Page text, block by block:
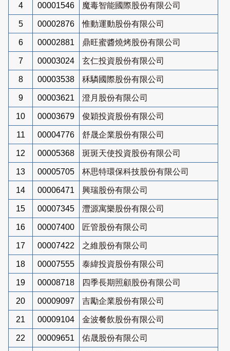
4 00001546 魔毒智能國際股份有限公司
5 00002876 惟動運動股份有限公司
6 00002881 鼎旺蜜醬燒烤股份有限公司
7 00003024 玄仁投資股份有限公司
8 00003538 秝驎國際股份有限公司
9 00003621 澄月股份有限公司
10 00003679 俊穎投資股份有限公司
11 00004776 舒晟企業股份有限公司
12 00005368 斑斑天使投資股份有限公司
13 00005705 杯思特環保科技股份有限公司
14 00006471 興瑞股份有限公司
15 00007345 灃源寓樂股份有限公司
16 00007400 匠管股份有限公司
17 00007422 之維股份有限公司
18 00007555 泰緯投資股份有限公司
19 00008718 四季長期照顧股份有限公司
20 00009097 吉勵企業股份有限公司
21 00009104 金波餐飲股份有限公司
22 00009651 佑晟股份有限公司